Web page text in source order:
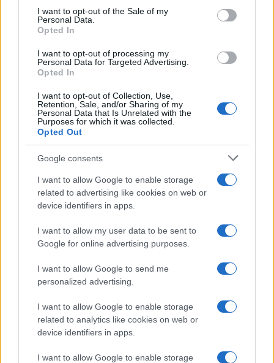
consent section.
I want to opt-out of the Sale of my
Personal Data.
Opted In
I want to opt-out of processing my
Personal Data for Targeted Advertising.
Opted In
I want to opt-out of Collection, Use,
Retention, Sale, and/or Sharing of my
Personal Data that Is Unrelated with the
Purposes for which it was collected.
Opted Out
Google consents
I want to allow Google to enable storage
related to advertising like cookies on web or
device identifiers in apps.
I want to allow my user data to be sent to
Google for online advertising purposes.
I want to allow Google to send me
personalized advertising.
I want to allow Google to enable storage
related to analytics like cookies on web or
device identifiers in apps.
I want to allow Google to enable storage
Λίβανος: Το Ισραήλ μπλοκάρει νέες ζώνες
αποχώρησης στο νότο
6/08/2026 - 10:22μμ